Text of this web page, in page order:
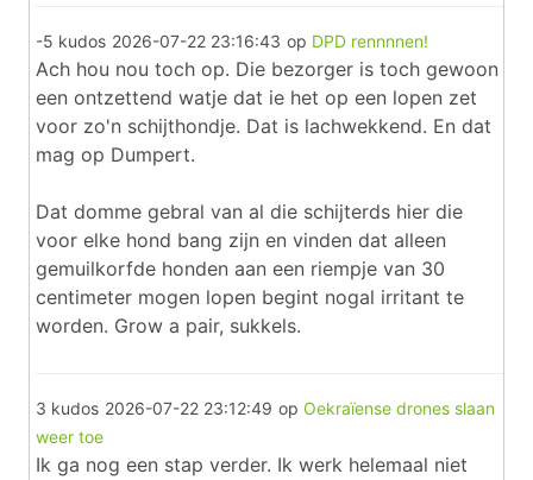
-5 kudos 2026-07-22 23:16:43 op DPD rennnnen!
Ach hou nou toch op. Die bezorger is toch gewoon
een ontzettend watje dat ie het op een lopen zet
voor zo'n schijthondje. Dat is lachwekkend. En dat
mag op Dumpert.
Dat domme gebral van al die schijterds hier die
voor elke hond bang zijn en vinden dat alleen
gemuilkorfde honden aan een riempje van 30
centimeter mogen lopen begint nogal irritant te
worden. Grow a pair, sukkels.
3 kudos 2026-07-22 23:12:49 op Oekraïense drones slaan
weer toe
Ik ga nog een stap verder. Ik werk helemaal niet